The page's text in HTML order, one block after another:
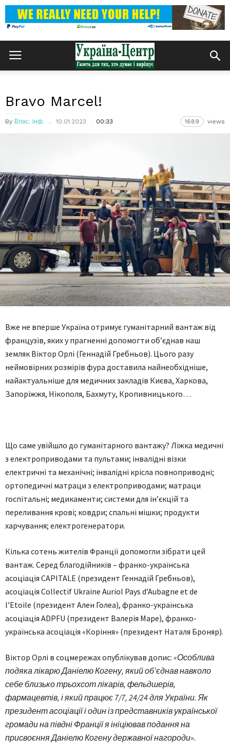
Bravo Marcel!
By Влас. інф. 10.01.2023 00:33 1689 views
Вже не вперше Україна отримує гуманітарний вантаж від
французів, яких у прагненні допомогти об’єднав наш
земляк Віктор Орлі (Геннадій Гребньов). Цього разу
неймовірних розмірів фура доставила найнеобхідніше,
найактуальніше для медичних закладів Києва, Харкова,
Запоріжжя, Нікополя, Бахмуту, Кропивницького…
Що саме увійшло до гуманітарного вантажу? Ліжка медичні
з електроприводами та пультами; інвалідні візки
електричні та механічні; інвалідні крісла повноприводні;
ортопедичні матраци з електроприводами; матраци
госпітальні; медикаменти; системи для ін’єкцій та
переливання крові; ковдри; спальні мішки; продукти
харчування; електрогенератори.
Кілька сотень жителів Франції допомогли зібрати цей
вантаж. Серед благодійників – франко-українська
асоціація CAPITALE (президент Геннадій Гребньов),
асоціація Collectif Ukraine Auriol Pays d’Aubagne et de
l’Etoile (президент Ален Голеа), франко-українська
асоціація ADPFU (президент Валерія Маре), франко-
українська асоціація «Коріння» (президент Наталя Броняр).
Віктор Орлі в соцмережах опублікував допис: «Особлива
подяка лікарю Даніелю Когену, який об’єднав навколо
себе близько трьохсот лікарів, фельдшерів,
фармацевтів, і який працює 7/7, 24/24 для України. Як
президент асоціації і один із представників української
громади на півдні Франції я ініціював подання на
присвоєння Даніелю Когену державної нагороди».